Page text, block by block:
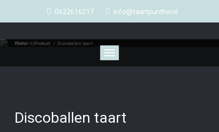
0622616217 info@taartpunthw.nl
Toggle
navigation
Webshop
Home /Product / Discoballen taart
Discoballen taart